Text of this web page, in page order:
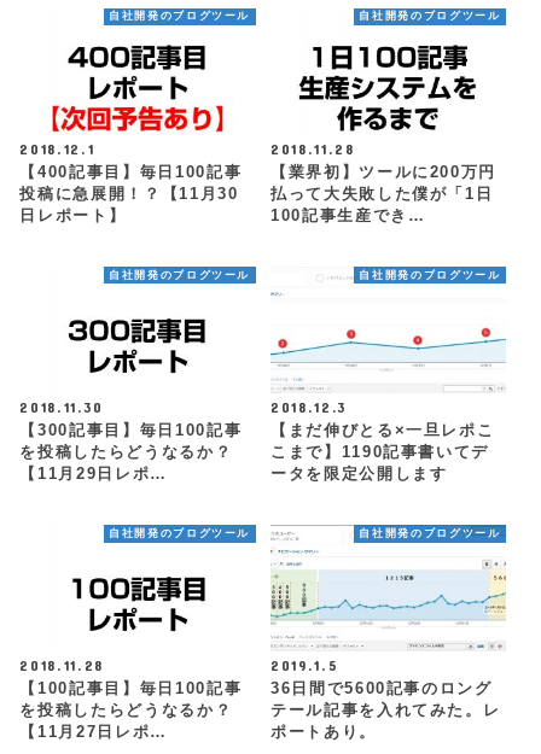
自社開発のブログツール
2018.12.1
【400記事目】毎日100記事
投稿に急展開！？【11月30
日レポート】
自社開発のブログツール
2018.11.28
【業界初】ツールに200万円
払って大失敗した僕が「1日
100記事生産でき…
自社開発のブログツール
2018.11.30
【300記事目】毎日100記事
を投稿したらどうなるか？
【11月29日レポ…
自社開発のブログツール
2018.12.3
【まだ伸びとる×一旦レポこ
こまで】1190記事書いてデ
ータを限定公開します
自社開発のブログツール
2018.11.28
【100記事目】毎日100記事
を投稿したらどうなるか？
【11月27日レポ…
自社開発のブログツール
2019.1.5
36日間で5600記事のロング
テール記事を入れてみた。レ
ポートあり。